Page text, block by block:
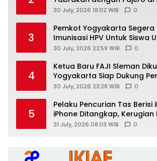
Wonosari-Yogyakarta,
30 July, 2026 18:02 WIB 0
3
Pemkot Yogyakarta Segera
Imunisasi HPV Untuk Siswa
30 July, 2026 22:59 WIB 0
4
Ketua Baru FAJI Sleman
Yogyakarta Siap Dukung
Arung Jeram DIY
30 July, 2026 23:28 WIB 0
5
Pelaku Pencurian Tas Berisi
iPhone Ditangkap, Kerugian
Rp25 Juta
31 July, 2026 08:03 WIB 0